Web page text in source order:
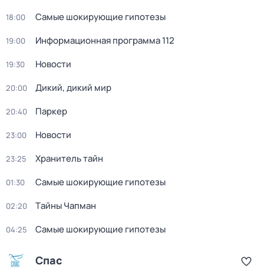
18:00 Самые шoкиpующие гипотезы
19:00 Информационная программа 112
19:30 Новости
20:00 Дикий, дикий мир
20:40 Паркер
23:00 Новости
23:25 Хранитель тайн
01:30 Самые шoкиpующие гипотезы
02:20 Тaйны Чапман
04:25 Самые шoкиpующие гипотезы
Спас